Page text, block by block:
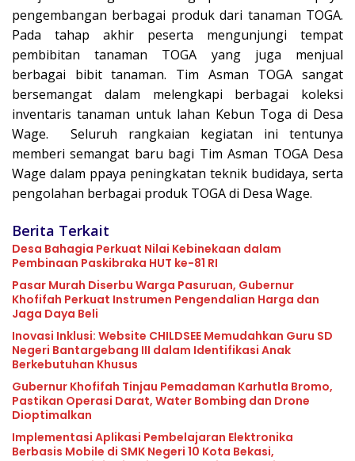
pengembangan berbagai produk dari tanaman TOGA.
Pada tahap akhir peserta mengunjungi tempat
pembibitan tanaman TOGA yang juga menjual
berbagai bibit tanaman. Tim Asman TOGA sangat
bersemangat dalam melengkapi berbagai koleksi
inventaris tanaman untuk lahan Kebun Toga di Desa
Wage. Seluruh rangkaian kegiatan ini tentunya
memberi semangat baru bagi Tim Asman TOGA Desa
Wage dalam ppaya peningkatan teknik budidaya, serta
pengolahan berbagai produk TOGA di Desa Wage.
Berita Terkait
Desa Bahagia Perkuat Nilai Kebinekaan dalam
Pembinaan Paskibraka HUT ke-81 RI
Pasar Murah Diserbu Warga Pasuruan, Gubernur
Khofifah Perkuat Instrumen Pengendalian Harga dan
Jaga Daya Beli
Inovasi Inklusi: Website CHILDSEE Memudahkan Guru SD
Negeri Bantargebang III dalam Identifikasi Anak
Berkebutuhan Khusus
Gubernur Khofifah Tinjau Pemadaman Karhutla Bromo,
Pastikan Operasi Darat, Water Bombing dan Drone
Dioptimalkan
Implementasi Aplikasi Pembelajaran Elektronika
Berbasis Mobile di SMK Negeri 10 Kota Bekasi,